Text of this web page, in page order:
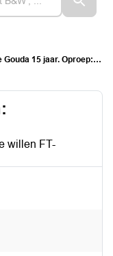
jaar. Oproep: wie willen FT-ambassadeurs zijn?
willen FT-